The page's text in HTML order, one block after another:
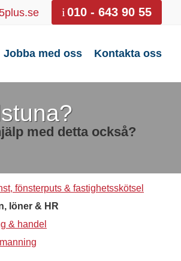
010 - 643 90 55
Jobba med oss Kontakta oss
med detta också?
fönsterputs & fastighetsskötsel
löner & HR
& handel